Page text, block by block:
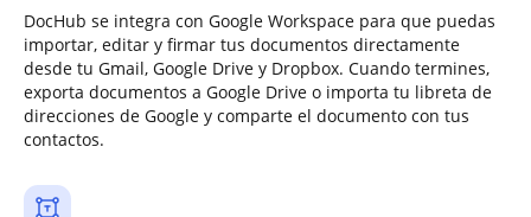
DocHub se integra con Google Workspace para que puedas
importar, editar y firmar tus documentos directamente
desde tu Gmail, Google Drive y Dropbox. Cuando termines,
exporta documentos a Google Drive o importa tu libreta de
direcciones de Google y comparte el documento con tus
contactos.